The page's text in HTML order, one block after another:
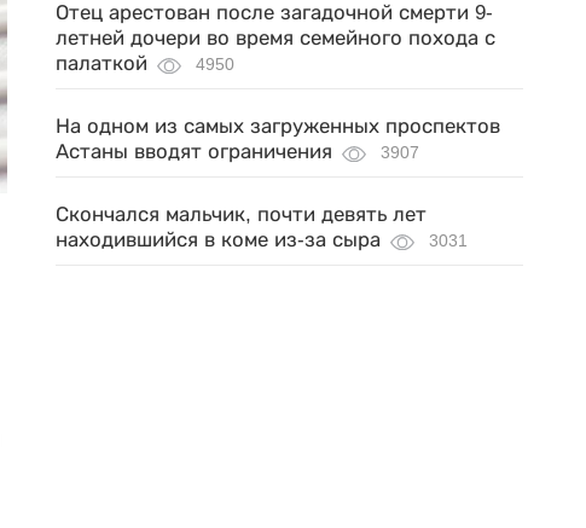
Отец арестован после загадочной смерти 9-
летней дочери во время семейного похода с
палаткой
4950
На одном из самых загруженных проспектов
Астаны вводят ограничения
3907
Скончался мальчик, почти девять лет
находившийся в коме из-за сыра
3031